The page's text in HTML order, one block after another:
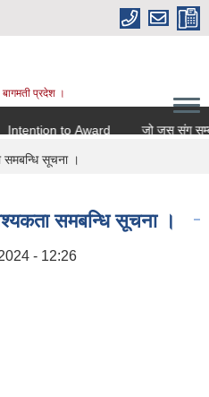
प्रदेश ।
to Award जो जस संग
समबन्धि सूचना ।
समबन्धि सूचना ।
- 12:26